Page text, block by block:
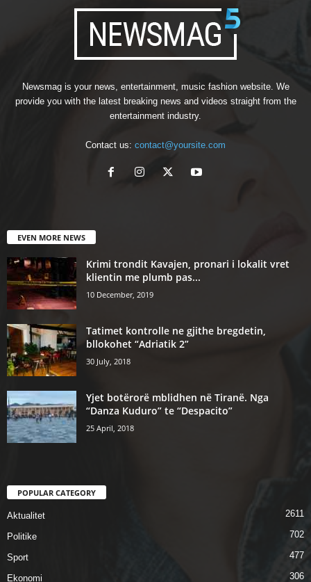
Newsmag is your news, entertainment, music fashion website. We
provide you with the latest breaking news and videos straight from the
entertainment industry.
Contact us: contact@yoursite.com
EVEN MORE NEWS
Krimi trondit Kavajen, pronari i lokalit vret
klientin me plumb pas...
10 December, 2019
Tatimet kontrolle ne gjithe bregdetin,
bllokohet “Adriatik 2”
30 July, 2018
Yjet botërorë mblidhen në Tiranë. Nga
“Danza Kuduro” te “Despacito”
25 April, 2018
POPULAR CATEGORY
Aktualitet 2611
Politike 702
Sport 477
Ekonomi 306